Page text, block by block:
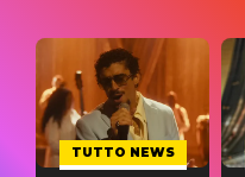
TUTTO NEWS